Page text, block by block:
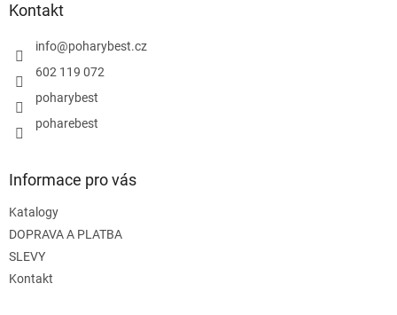
Kontakt
info@poharybest.cz
602 119 072
poharybest
poharebest
Informace pro vás
Katalogy
DOPRAVA A PLATBA
SLEVY
Kontakt